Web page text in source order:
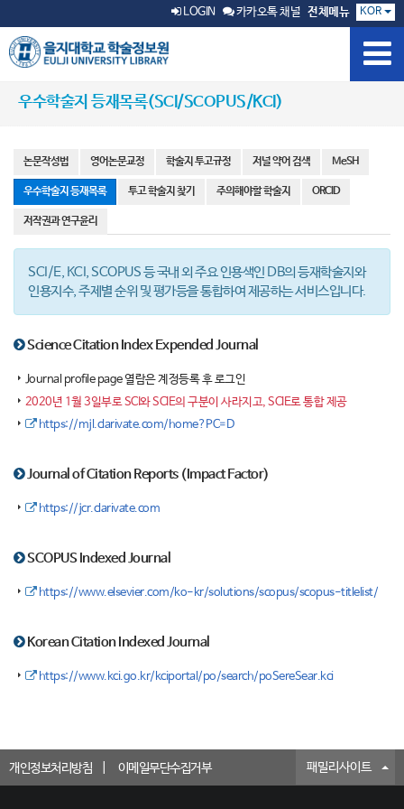
LOGIN 카카오톡 채널 전체메뉴 KOR
우수학술지 등재목록(SCI/SCOPUS/KCI)
논문작성법 영어논문교정 학술지 투고규정 저널 약어 검색 MeSH
우수학술지 등재목록 투고 학술지 찾기 주의해야할 학술지 ORCID
저작권과 연구윤리
SCI/E, KCI, SCOPUS 등 국내 외 주요 인용색인 DB의 등재학술지와
인용지수, 주제별 순위 및 평가등을 통합하여 제공하는 서비스입니다.
Science Citation Index Expended Journal
Journal profile page 열람은 계정등록 후 로그인
2020년 1월 3일부로 SCI와 SCIE의 구분이 사라지고, SCIE로 통합 제공
https://mjl.clarivate.com/home?PC=D
Journal of Citation Reports (Impact Factor)
https://jcr.clarivate.com
SCOPUS Indexed Journal
https://www.elsevier.com/ko-kr/solutions/scopus/scopus-titlelist/
Korean Citation Indexed Journal
https://www.kci.go.kr/kciportal/po/search/poSereSear.kci
개인정보처리방침 이메일무단수집거부 패밀리사이트